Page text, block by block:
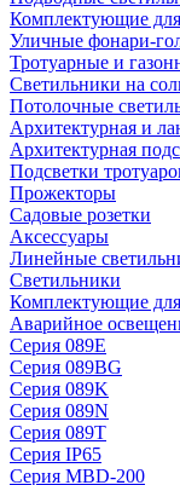
Комплектующие
Уличные фонари-
Тротуарные и
Светильники на
Потолочные
Архитектурная и
Архитектурная
Подсветки
Прожекторы
Садовые розетки
Аксессуары
Линейные
Светильники
Комплектующие
Аварийное
Серия 089E
Серия 089BG
Серия 089K
Серия 089N
Серия 089T
Серия IP65
Серия MBD-200